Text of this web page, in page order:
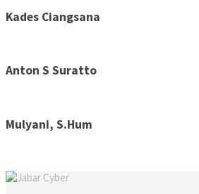
Kades Ciangsana
Anton S Suratto
Mulyani, S.Hum